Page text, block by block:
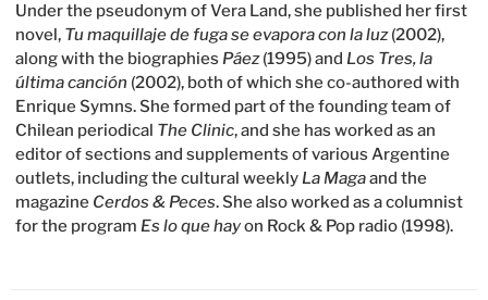
Under the pseudonym of Vera Land, she published her first
novel, Tu maquillaje de fuga se evapora con la luz(2002),
along with the biographiesPáez(1995) andLos Tres, la
última canción (2002), both of which she co-authored with
Enrique Symns. She formed part of the founding team of
Chilean periodical The Clinic, and she has worked as an
editor of sections and supplements of various Argentine
outlets, including the cultural weeklyLa Magaand the
magazine Cerdos & Peces. She also worked as a columnist
for the programEs lo que hayon Rock & Pop radio (1998).